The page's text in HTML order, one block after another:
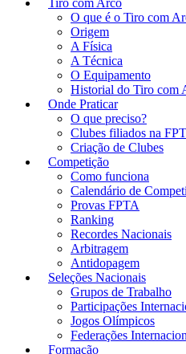
Tiro com Arco
O que é o Tiro com
Origem
A Física
A Técnica
O Equipamento
Historial do Tiro com
Onde Praticar
O que preciso?
Clubes filiados na
Criação de Clubes
Competição
Como funciona
Calendário de
Provas FPTA
Ranking
Recordes Nacionais
Arbitragem
Antidopagem
Seleções Nacionais
Grupos de Trabalho
Participações
Jogos Olímpicos
Federações
Formação